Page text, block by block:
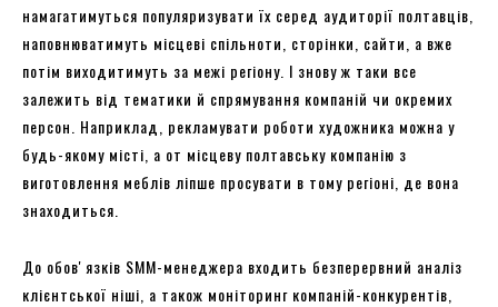
намагатимуться популяризувати їх серед аудиторії полтавців,
наповнюватимуть місцеві спільноти, сторінки, сайти, а вже
потім виходитимуть за межі регіону. І знову ж таки все
залежить від тематики й спрямування компаній чи окремих
персон. Наприклад, рекламувати роботи художника можна у
будь-якому місті, а от місцеву полтавську компанію з
виготовлення меблів ліпше просувати в тому регіоні, де вона
знаходиться.
До обовʼязків SMM-менеджера входить безперервний аналіз
клієнтської ніші, а також моніторинг компаній-конкурентів,